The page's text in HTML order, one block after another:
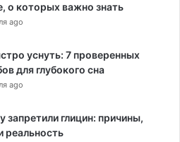
о которых важно знать
ago
уснуть: 7 проверенных
для глубокого сна
ago
запретили глицин: причины,
реальность